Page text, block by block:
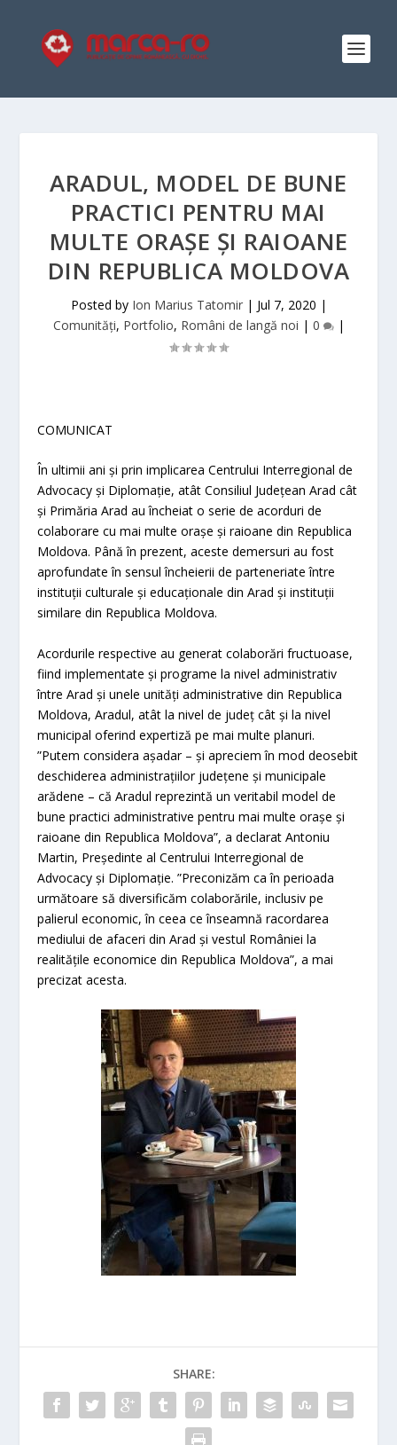
ARADUL, MODEL DE BUNE
PRACTICI PENTRU MAI
MULTE ORAȘE ȘI RAIOANE
DIN REPUBLICA MOLDOVA
Posted by Ion Marius Tatomir| Jul 7, 2020 |
Comunități, Portfolio, Români de langă noi | 0 |
COMUNICAT
În ultimii ani și prin implicarea Centrului Interregional de
Advocacy și Diplomație, atât Consiliul Județean Arad cât
și Primăria Arad au încheiat o serie de acorduri de
colaborare cu mai multe orașe și raioane din Republica
Moldova. Până în prezent, aceste demersuri au fost
aprofundate în sensul încheierii de parteneriate între
instituții culturale și educaționale din Arad și instituții
similare din Republica Moldova.
Acordurile respective au generat colaborări fructuoase,
fiind implementate și programe la nivel administrativ
între Arad și unele unități administrative din Republica
Moldova, Aradul, atât la nivel de județ cât și la nivel
municipal oferind expertiză pe mai multe planuri.
”Putem considera așadar – și apreciem în mod deosebit
deschiderea administrațiilor județene și municipale
arădene – că Aradul reprezintă un veritabil model de
bune practici administrative pentru mai multe orașe și
raioane din Republica Moldova”, a declarat Antoniu
Martin, Președinte al Centrului Interregional de
Advocacy și Diplomație. ”Preconizăm ca în perioada
următoare să diversificăm colaborările, inclusiv pe
palierul economic, în ceea ce înseamnă racordarea
mediului de afaceri din Arad și vestul României la
realitățile economice din Republica Moldova”, a mai
precizat acesta.
SHARE: